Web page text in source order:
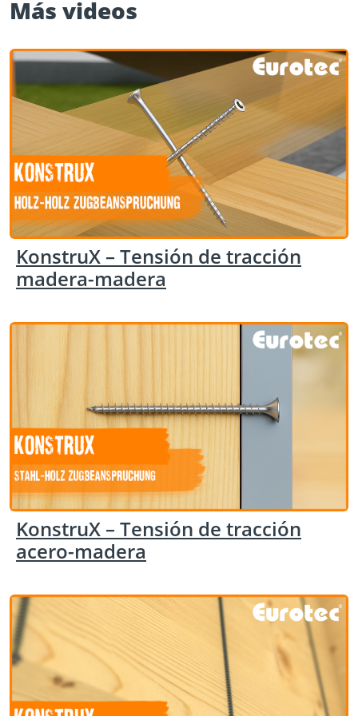
Más videos
KonstruX – Tensión de tracción
madera-madera
KonstruX – Tensión de tracción
acero-madera